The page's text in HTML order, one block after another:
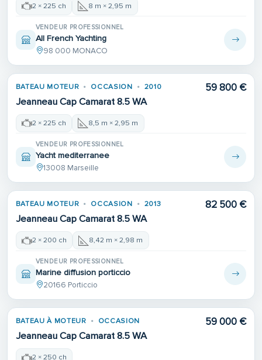
2 × 225 ch 8 m × 2,95 m
VENDEUR PROFESSIONNEL
All French Yachting
98 000 MONACO
BATEAU MOTEUR OCCASION 2010
Jeanneau Cap Camarat 8.5 WA
59 800 €
2 × 225 ch 8,5 m × 2,95 m
VENDEUR PROFESSIONNEL
Yacht mediterranee
13008 Marseille
BATEAU MOTEUR OCCASION 2013
Jeanneau Cap Camarat 8.5 WA
82 500 €
2 × 200 ch 8,42 m × 2,98 m
VENDEUR PROFESSIONNEL
Marine diffusion porticcio
20166 Porticcio
BATEAU À MOTEUR OCCASION
Jeanneau Cap Camarat 8.5 WA
59 000 €
2 × 250 ch